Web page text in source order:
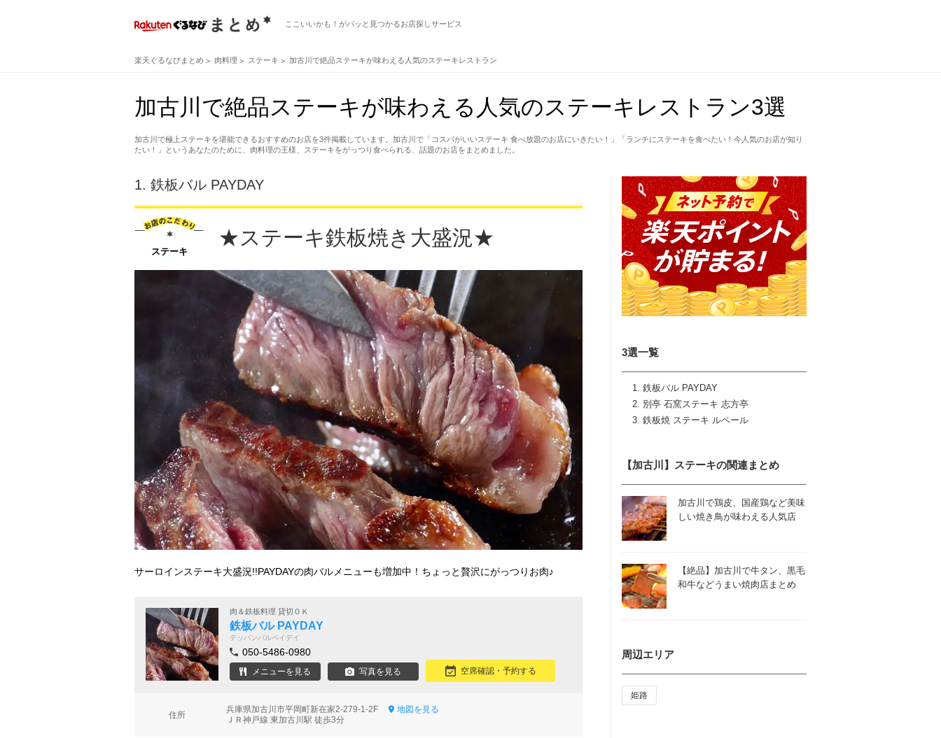
ここいいかも！がパッと見つかるお店探しサービス
楽天ぐるなびまとめ 肉料理 ステーキ 加古川で絶品ステーキが味わえる人気のステーキレストラン
加古川で絶品ステーキが味わえる人気のステーキレストラン3選
加古川で極上ステーキを堪能できるおすすめのお店を3件掲載しています。加古川で「コスパがいいステーキ 食べ放題のお店にいきたい！」「ランチにステーキを食べたい！今人気のお店が知り
たい！」というあなたのために、肉料理の王様、ステーキをがっつり食べられる、話題のお店をまとめました。
3選一覧
鉄板バル PAYDAY
別亭 石窯ステーキ 志方亭
鉄板焼 ステーキ ルペール
1. 鉄板バル PAYDAY
ステーキ
★ステーキ鉄板焼き大盛況★
サーロインステーキ大盛況!!PAYDAYの肉バルメニューも増加中！ちょっと贅沢にがっつりお肉♪
肉＆鉄板料理 貸切ＯＫ
鉄板バル PAYDAY
テッパンバルペイデイ
050-5486-0980
メニューを見る 写真を見る 空席確認・予約する
住所
兵庫県加古川市平岡町新在家2-279-1-2F
地図を見る
ＪＲ神戸線 東加古川駅 徒歩3分
【加古川】ステーキの関連まとめ
加古川で鶏皮、国産鶏など美味
しい焼き鳥が味わえる人気店
【絶品】加古川で牛タン、黒毛
和牛などうまい焼肉店まとめ
周辺エリア
姫路